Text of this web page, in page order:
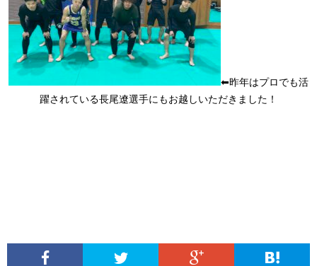
⬅︎昨年はプロでも活
躍されている長尾遼選手にもお越しいただきました！